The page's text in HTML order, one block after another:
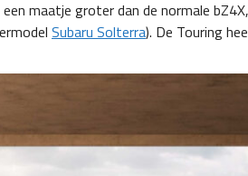
maatje groter dan de normale
Subaru Solterra). De Touring